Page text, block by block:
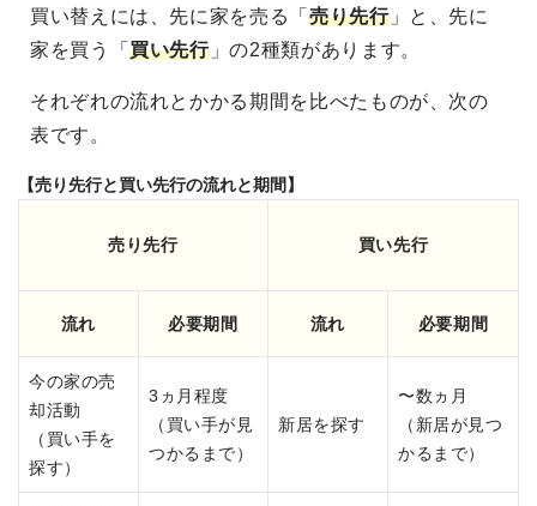
買い替えには、先に家を売る「 売り先行」と、先に
家を買う「買い先行」の2種類があります。
それぞれの流れとかかる期間を比べたものが、次の
表です。
【売り先行と買い先行の流れと期間】
売り先行 買い先行
流れ 必要期間 流れ 必要期間
今の家の売
却活動
（買い手を
探す）
3ヵ月程度
（買い手が見
つかるまで）
新居を探す
〜数ヵ月
（新居が見つ
かるまで）